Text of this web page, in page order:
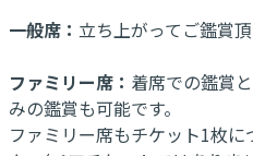
一般席： 立ち上がってご鑑賞頂
ファミリー席： 着席での鑑賞
みの鑑賞も可能です。
ファミリー席もチケット1枚